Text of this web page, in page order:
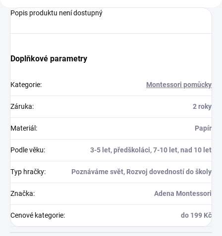
Popis produktu není dostupný
Doplňkové parametry
Kategorie: Montessori pomůcky
Záruka: 2 roky
Materiál : Papír
Podle věku: 3-5 let, předškoláci, 7-10 let, nad 10 let
Typ hračky: Poznáváme svět, Rozvoj dovedností do školy
Značka: Adena Montessori
Cenové kategorie: do 199 Kč